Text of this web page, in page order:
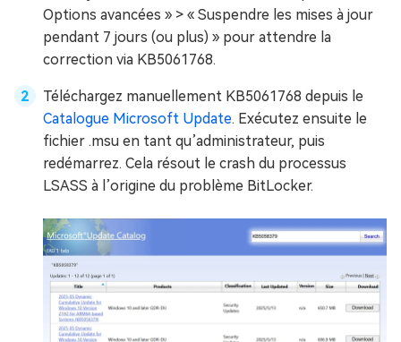
Options avancées » > « Suspendre les mises à jour
pendant 7 jours (ou plus) » pour attendre la
correction via KB5061768.
Téléchargez manuellement KB5061768 depuis le
Catalogue Microsoft Update. Exécutez ensuite le
fichier .msu en tant qu’administrateur, puis
redémarrez. Cela résout le crash du processus
LSASS à l’origine du problème BitLocker.